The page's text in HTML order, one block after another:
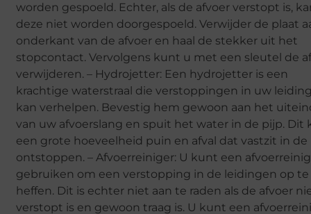
worden gespoeld. Echter, als de afvoer verstopt is,
deze niet worden doorgespoeld. Verwijder de plaat
onderkant van de afvoer en haal de stekker uit het
stopcontact. Vervolgens kunt u met een sleutel de
verwijderen. – Hydrojetter: Een hydrojetter is een
krachtige waterstraal die verstoppingen in uw
kan verhelpen. Bevestig hem gewoon aan het
van uw afvoerslang en spuit het water in de pijp. Dit
een grote hoeveelheid puin en afval dat vastzit in de
ontstoppen. – Afvoerreiniger: U kunt een
gebruiken om een verstopping in de leidingen op te
heffen. Dit is echter niet aan te raden als de afvoer
verstopt is en gewoon traag is. U kunt een